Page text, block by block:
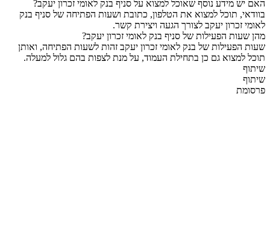
האם יש מידע נוסף שאוכל למצוא על סניף בנק לאומי זכרון יעקב?
בוודאי, תוכל למצוא את הטלפון, כתובת ושעות הפתיחה של סניף בנק
לאומי זכרון יעקב לצורך הגעה ויצירת קשר.
מהן שעות הפעילות של סניף בנק לאומי זכרון יעקב?
שעות הפעילות של בנק לאומי זכרון יעקב זהות לשעות הפתיחה, ואותן
תוכל למצוא גם כן בתחילת העמוד, על מנת לצפות בהם גלול למעלה.
שיתוף
שיתוף
פרסומת